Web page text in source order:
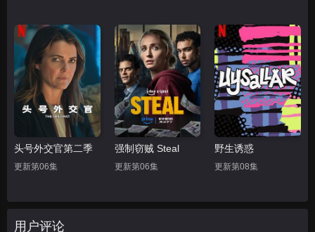
头号外交官第二季
更新第06集
强制窃贼 Steal
更新第06集
野生诱惑
更新第08集
用户评论